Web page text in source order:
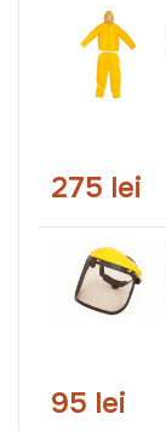
275 lei
95 lei